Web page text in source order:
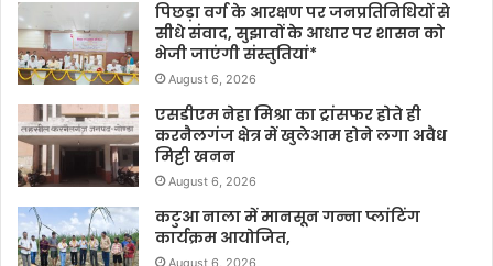
पिछड़ा वर्ग के आरक्षण पर जनप्रतिनिधियों से
सीधे संवाद, सुझावों के आधार पर शासन को
भेजी जाएंगी संस्तुतियां*
August 6, 2026
एसडीएम नेहा मिश्रा का ट्रांसफर होते ही
करनैलगंज क्षेत्र में खुलेआम होने लगा अवैध
मिट्टी खनन
August 6, 2026
कटुआ नाला में मानसून गन्ना प्लांटिंग
कार्यक्रम आयोजित,